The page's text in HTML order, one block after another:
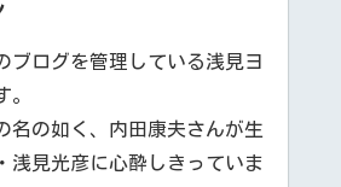
ブログを管理している浅見ヨ
。
名の如く、内田康夫さんが生
浅見光彦に心酔しきっていま